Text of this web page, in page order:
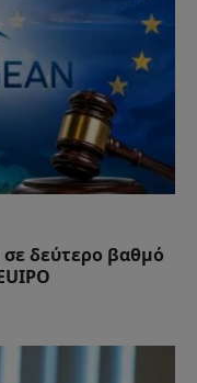
δεύτερο βαθμό